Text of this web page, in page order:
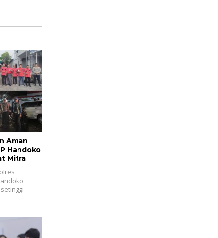
Aman
Handoko
Mitra